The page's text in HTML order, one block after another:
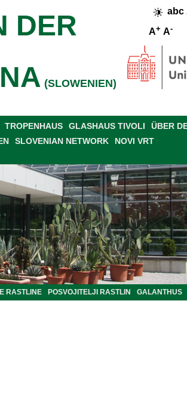
abc
A+ A-
DER
(SLOWENIEN)
TROPENHAUS GLASHAUS TIVOLI
ÜBER
SLOVENIAN NETWORK NOVI VRT
RASTLINE POSVOJITELJI RASTLIN GALANTHUS